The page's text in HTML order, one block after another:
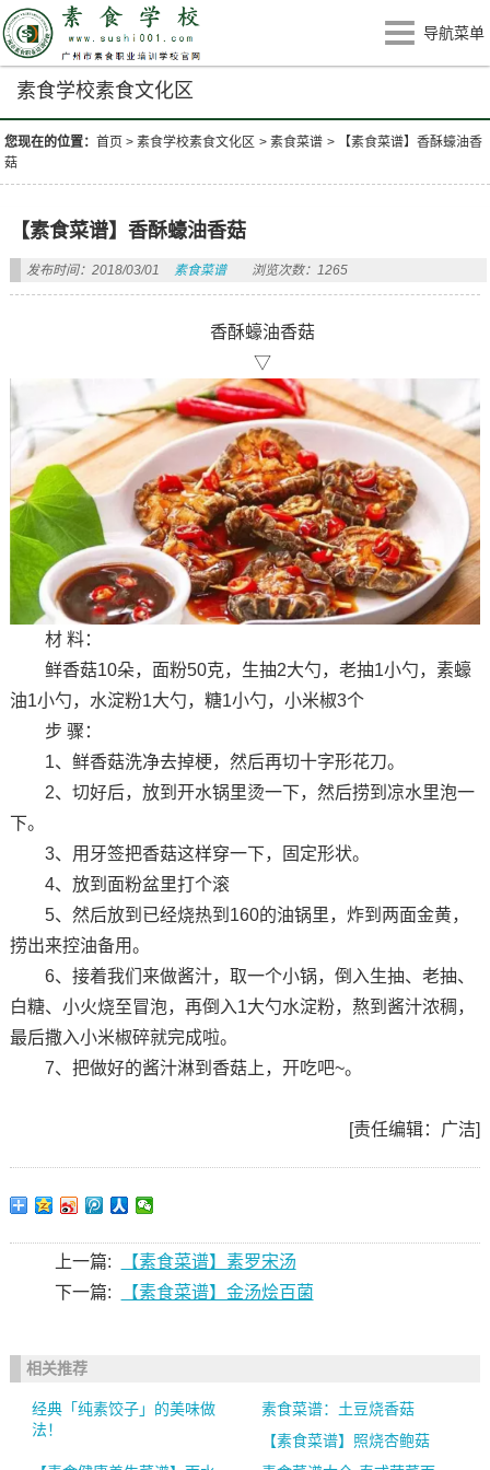
导航菜单
素食学校素食文化区
您现在的位置：首页 >素食学校素食文化区 >素食菜谱 >
【素食菜谱】香酥蠔油香
菇
【素食菜谱】香酥蠔油香菇
发布时间：2018/03/01 素食菜谱 浏览次数：1265
香酥蠔油香菇
▽
材 料：
鲜香菇10朵，面粉50克，生抽2大勺，老抽1小勺，素蠔
油1小勺，水淀粉1大勺，糖1小勺，小米椒3个
步 骤：
1、鲜香菇洗净去掉梗，然后再切十字形花刀。
2、切好后，放到开水锅里烫一下，然后捞到凉水里泡一
下。
3、用牙签把香菇这样穿一下，固定形状。
4、放到面粉盆里打个滚
5、然后放到已经烧热到160的油锅里，炸到两面金黄，
捞出来控油备用。
6、接着我们来做酱汁，取一个小锅，倒入生抽、老抽、
白糖、小火烧至冒泡，再倒入1大勺水淀粉，熬到酱汁浓稠，
最后撒入小米椒碎就完成啦。
7、把做好的酱汁淋到香菇上，开吃吧~。
[责任编辑：广洁]
上一篇:
【素食菜谱】素罗宋汤
下一篇:
【素食菜谱】金汤烩百菌
相关推荐
经典「纯素饺子」的美味做
法！
素食菜谱：土豆烧香菇
【素食菜谱】照烧杏鲍菇